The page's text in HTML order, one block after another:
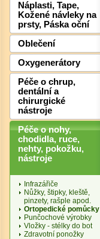
Náplasti, Tape,
Kožené návleky na
prsty, Páska oční
Oblečení
Oxygenerátory
Péče o chrup,
dentální a
chirurgické
nástroje
Péče o nohy,
chodidla, ruce,
nehty, pokožku,
nástroje
Infrazářiče
Nůžky, štipky, kleště,
pinzety, rašple apod.
Ortopedické pomůcky
Punčochové výrobky
Vložky - stélky do bot
Zdravotní ponožky